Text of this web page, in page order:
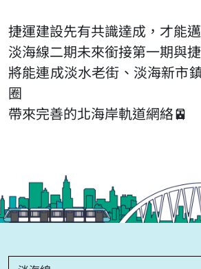
捷運建設先有共識達成，才能
淡海線二期未來銜接第一期與
將能連成淡水老街、淡海新市
圈
帶來完善的北海岸軌道網絡🚈